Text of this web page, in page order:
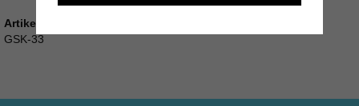
Artikelnummer:
GSK-33